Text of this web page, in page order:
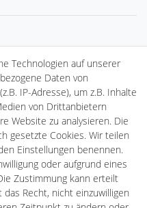
Technologien auf unserer
Daten von
IP-Adresse), um z.B. Inhalte
von Drittanbietern
Website zu analysieren. Die
gesetzte Cookies. Wir teilen
Einstellungen benennen.
oder aufgrund eines
Zustimmung kann erteilt
Recht, nicht einzuwilligen